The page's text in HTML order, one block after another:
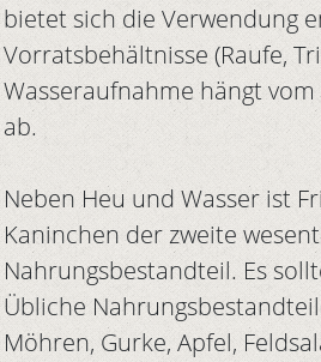
bietet sich die Verwendung
Vorratsbehältnisse (Raufe,
Wasseraufnahme hängt
ab.
Neben Heu und Wasser ist
Kaninchen der zweite
Nahrungsbestandteil. Es
Übliche
Möhren, Gurke, Apfel,